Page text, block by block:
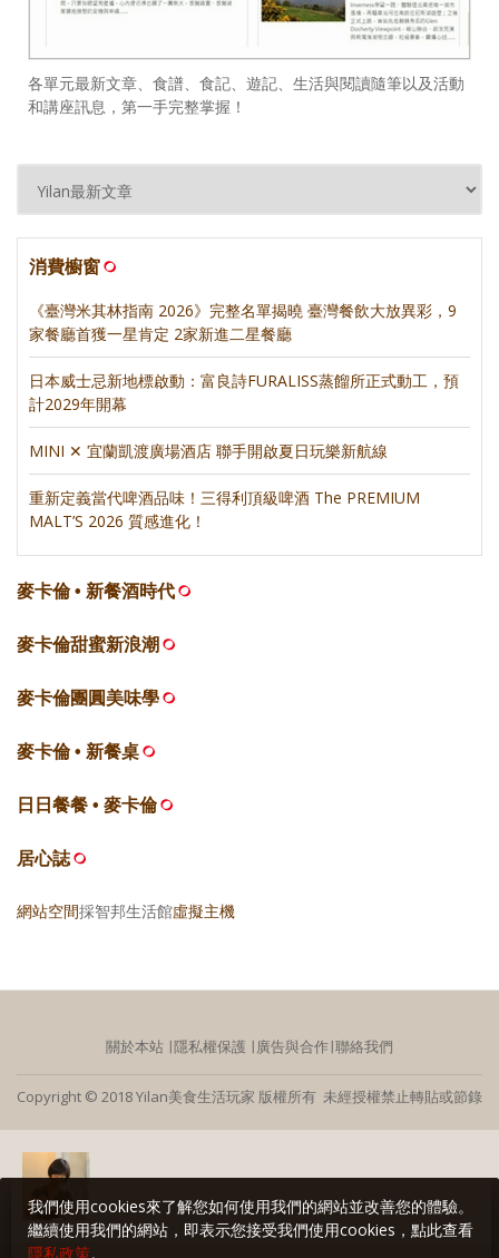
各單元最新文章、食譜、食記、遊記、生活與閱讀隨筆以及活動
和講座訊息，第一手完整掌握！
消費櫥窗
《臺灣米其林指南 2026》完整名單揭曉 臺灣餐飲大放異彩，9
家餐廳首獲一星肯定 2家新進二星餐廳
日本威士忌新地標啟動：富良詩FURALISS蒸餾所正式動工，預
計2029年開幕
MINI ✕ 宜蘭凱渡廣場酒店 聯手開啟夏日玩樂新航線
重新定義當代啤酒品味！三得利頂級啤酒 The PREMIUM
MALT’S 2026 質感進化！
麥卡倫 • 新餐酒時代
麥卡倫甜蜜新浪潮
麥卡倫團圓美味學
麥卡倫 • 新餐桌
日日餐餐 • 麥卡倫
居心誌
網站空間採智邦生活館虛擬主機
關於本站 ∣隱私權保護 ∣廣告與合作∣聯絡我們
Copyright © 2018 Yilan美食生活玩家 版權所有 未經授權禁止轉貼或節錄
我們使用cookies來了解您如何使用我們的網站並改善您的體驗。
繼續使用我們的網站，即表示您接受我們使用cookies，點此查看
隱私政策。